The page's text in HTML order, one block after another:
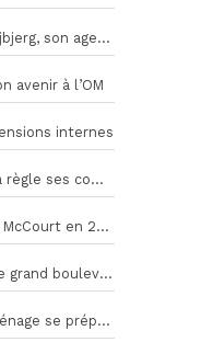
Newcastle avance ses pions pour Højbjerg, son agent sort du silence
avenir à l’OM
internes
Longoria, joueurs, coulisses… Benatia règle ses comptes !
La somme astronomique injectée par McCourt en 2026 pour soutenir l’OM
Droits TV : Ligue 1+, DAZN, Canal+… le grand bouleversement
Hojbjerg, Balerdi, Aguerd… le grand ménage se prépare